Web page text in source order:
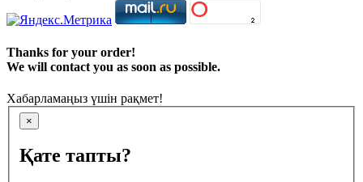
Thanks for your order!
We will contact you as soon as possible.
Хабарламаңыз үшін рақмет!
×
Қате тапты?